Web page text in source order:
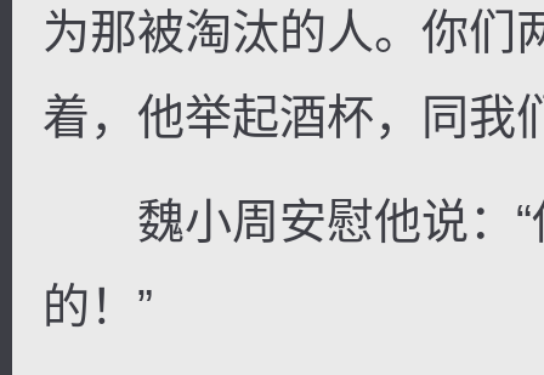
为那被淘汰的人。你们
着，他举起酒杯，同我
魏小周安慰他说：“
的！”